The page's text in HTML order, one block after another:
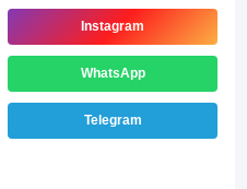
Instagram
WhatsApp
Telegram